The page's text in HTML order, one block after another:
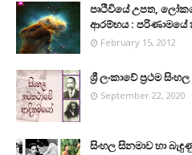
පෘථිවියේ උපත,
ආරම්භය : පරිණාමයේ
February 15, 2012
ශ්‍රී ලංකාවේ ප්‍රථම
September 22, 2020
සිංහල සිනමාව හා